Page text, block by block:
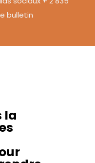
bulletin
la